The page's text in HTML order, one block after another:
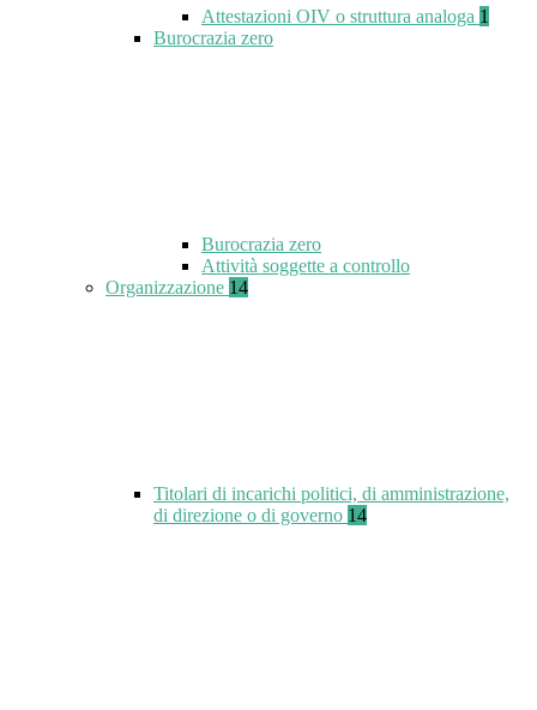
Attestazioni OIV o struttura analoga 1
Burocrazia zero
Burocrazia zero
Attività soggette a controllo
Organizzazione 14
Titolari di incarichi politici, di amministrazione,
di direzione o di governo 14